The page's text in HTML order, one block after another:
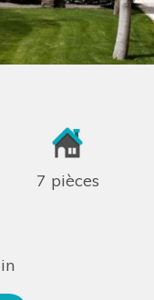
7 pièces